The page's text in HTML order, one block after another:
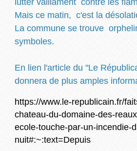
Mais ce matin, c'est la
La commune se trouve
symboles.
En lien l'article du "Le
donnera de plus amples
https://www.le-republicain.fr/
chateau-du-domaine-des-
ecole-touche-par-un-incendie-
nuit#:~:text=Depuis